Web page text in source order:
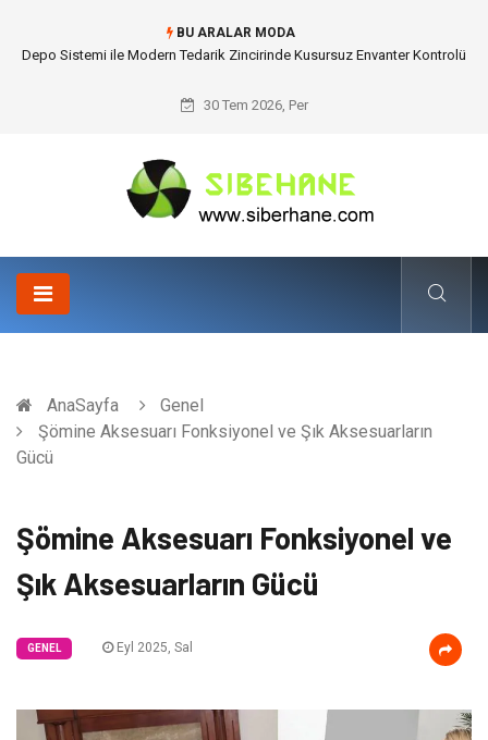
BU ARALAR MODA
Akrilik Boyama Seti ile Evinizde Dijitalden Uzak Bir Deşarj Alanı Tasarlayın
30 Tem 2026, Per
AnaSayfa
Genel
Şömine Aksesuarı Fonksiyonel ve Şık Aksesuarların
Gücü
Şömine Aksesuarı Fonksiyonel ve
Şık Aksesuarların Gücü
GENEL Eyl 2025, Sal